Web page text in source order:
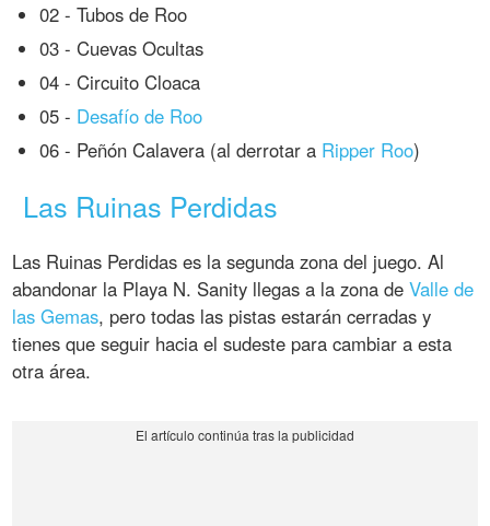
02 - Tubos de Roo
03 - Cuevas Ocultas
04 - Circuito Cloaca
05 - Desafío de Roo
06 - Peñón Calavera (al derrotar a Ripper Roo)
Las Ruinas Perdidas
Las Ruinas Perdidas es la segunda zona del juego. Al
abandonar la Playa N. Sanity llegas a la zona deValle de
las Gemas, pero todas las pistas estarán cerradas y
tienes que seguir hacia el sudeste para cambiar a esta
otra área.